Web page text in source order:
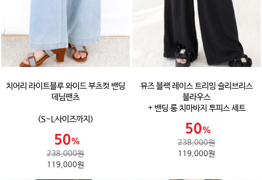
치어리 라이트블루 와이드 부츠컷 밴딩
데님팬츠
(S~L사이즈까지)
238,000원
119,000원
뮤즈 블랙 레이스 트리밍 슬리브리스
블라우스
+ 밴딩 롱 치마바지 투피스 세트
238,000원
119,000원